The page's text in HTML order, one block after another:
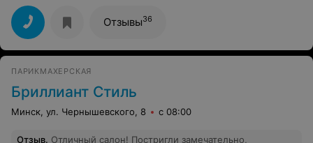
МОЙ мастер - Валерия, умница. красавица, "золотые
ручки". Спасибо!
Отзывы36
ПАРИКМАХЕРСКАЯ
Бриллиант Стиль
Минск, ул. Чернышевского, 8 с 08:00
Отзыв. Отличный салон! Постригли замечательно,